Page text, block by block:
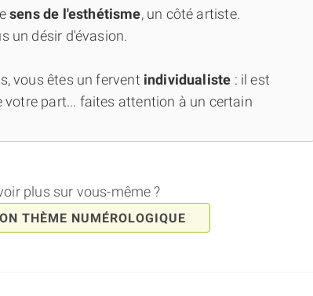
sens de l'esthétisme, un côté artiste.
un désir d'évasion.
vous êtes un fervent individualiste : il est
part... faites attention à un certain
plus sur vous-même ?
THÈME NUMÉROLOGIQUE